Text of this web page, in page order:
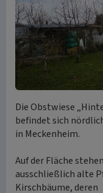
Die Obstwiese
befindet sich
in Meckenheim.
Auf der Fläche stehen
ausschließlich alte
Kirschbäume, deren